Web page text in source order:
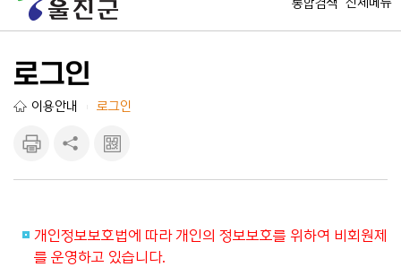
통합검색
로그인
이용안내 로그인
기
기
크 보
개인정보보호법에 따라 개인의 정보보호를 위하여 비회원제
를 운영하고 있습니다.